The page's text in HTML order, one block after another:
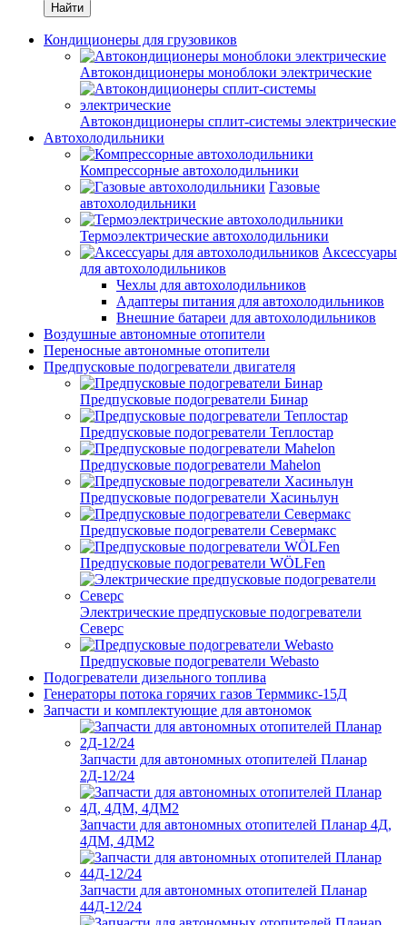
Найти
Кондиционеры для грузовиков
Автокондиционеры моноблоки электрические
Автокондиционеры сплит-системы электрические
Автохолодильники
Компрессорные автохолодильники
Газовые
автохолодильники
Термоэлектрические автохолодильники
Аксессуары
для автохолодильников
Чехлы для автохолодильников
Адаптеры питания для автохолодильников
Внешние батареи для автохолодильников
Воздушные автономные отопители
Переносные автономные отопители
Предпусковые подогреватели двигателя
Предпусковые подогреватели Бинар
Предпусковые подогреватели Теплостар
Предпусковые подогреватели Mahelon
Предпусковые подогреватели Хасиньлун
Предпусковые подогреватели Севермакс
Предпусковые подогреватели WÖLFen
Электрические предпусковые подогреватели
Северс
Предпусковые подогреватели Webasto
Подогреватели дизельного топлива
Генераторы потока горячих газов Терммикс-15Д
Запчасти и комплектующие для автономок
Запчасти для автономных отопителей Планар
2Д-12/24
Запчасти для автономных отопителей Планар 4Д,
4ДМ, 4ДМ2
Запчасти для автономных отопителей Планар
44Д-12/24